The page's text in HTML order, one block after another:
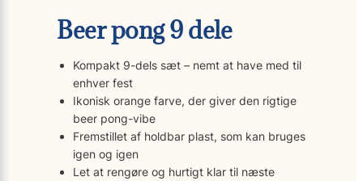
Beer pong 9 dele
Kompakt 9-dels sæt – nemt at have med til
enhver fest
Ikonisk orange farve, der giver den rigtige
beer pong-vibe
Fremstillet af holdbar plast, som kan bruges
igen og igen
Let at rengøre og hurtigt klar til næste